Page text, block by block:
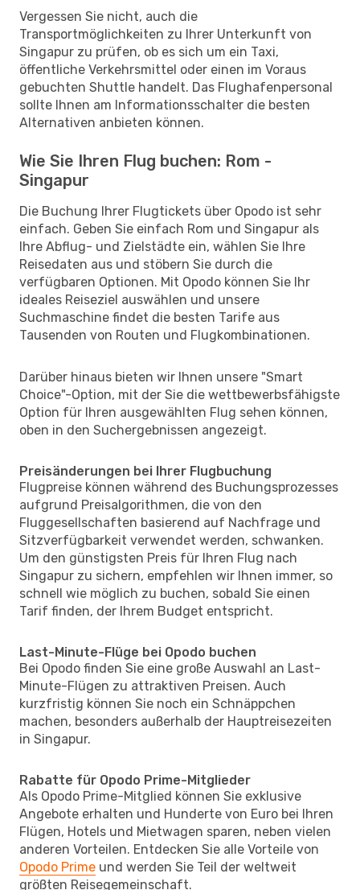
Vergessen Sie nicht, auch die
Transportmöglichkeiten zu Ihrer Unterkunft von
Singapur zu prüfen, ob es sich um ein Taxi,
öffentliche Verkehrsmittel oder einen im Voraus
gebuchten Shuttle handelt. Das Flughafenpersonal
sollte Ihnen am Informationsschalter die besten
Alternativen anbieten können.
Wie Sie Ihren Flug buchen: Rom -
Singapur
Die Buchung Ihrer Flugtickets über Opodo ist sehr
einfach. Geben Sie einfach Rom und Singapur als
Ihre Abflug- und Zielstädte ein, wählen Sie Ihre
Reisedaten aus und stöbern Sie durch die
verfügbaren Optionen. Mit Opodo können Sie Ihr
ideales Reiseziel auswählen und unsere
Suchmaschine findet die besten Tarife aus
Tausenden von Routen und Flugkombinationen.
Darüber hinaus bieten wir Ihnen unsere "Smart
Choice"-Option, mit der Sie die wettbewerbsfähigste
Option für Ihren ausgewählten Flug sehen können,
oben in den Suchergebnissen angezeigt.
Preisänderungen bei Ihrer Flugbuchung
Flugpreise können während des Buchungsprozesses
aufgrund Preisalgorithmen, die von den
Fluggesellschaften basierend auf Nachfrage und
Sitzverfügbarkeit verwendet werden, schwanken.
Um den günstigsten Preis für Ihren Flug nach
Singapur zu sichern, empfehlen wir Ihnen immer, so
schnell wie möglich zu buchen, sobald Sie einen
Tarif finden, der Ihrem Budget entspricht.
Last-Minute-Flüge bei Opodo buchen
Bei Opodo finden Sie eine große Auswahl an Last-
Minute-Flügen zu attraktiven Preisen. Auch
kurzfristig können Sie noch ein Schnäppchen
machen, besonders außerhalb der Hauptreisezeiten
in Singapur.
Rabatte für Opodo Prime-Mitglieder
Als Opodo Prime-Mitglied können Sie exklusive
Angebote erhalten und Hunderte von Euro bei Ihren
Flügen, Hotels und Mietwagen sparen, neben vielen
anderen Vorteilen. Entdecken Sie alle Vorteile von
Opodo Prime und werden Sie Teil der weltweit
größten Reisegemeinschaft.